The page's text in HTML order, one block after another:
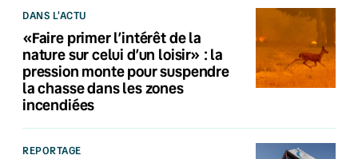
DANS L'ACTU
«Faire primer l’intérêt de la
nature sur celui d’un loisir» : la
pression monte pour suspendre
la chasse dans les zones
incendiées
REPORTAGE